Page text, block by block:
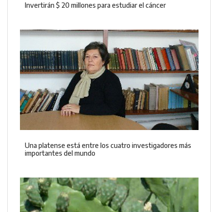
Invertirán $ 20 millones para estudiar el cáncer
Una platense está entre los cuatro investigadores más
importantes del mundo